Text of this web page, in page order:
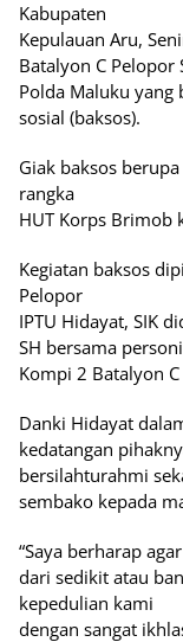
Kabupaten
Kepulauan Aru,
Batalyon C Pelopor
Polda Maluku yang
sosial (baksos).
Giak baksos
rangka
HUT Korps Brimob
Kegiatan baksos
Pelopor
IPTU Hidayat, SIK
SH bersama
Kompi 2 Batalyon
Danki Hidayat
kedatangan
bersilahturahmi
sembako kepada
“Saya berharap
dari sedikit atau
kepedulian kami
dengan sangat